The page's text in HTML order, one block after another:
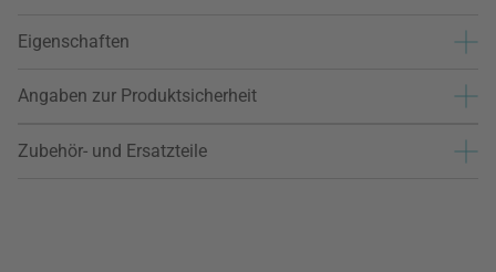
Eigenschaften
Angaben zur Produktsicherheit
Zubehör- und Ersatzteile